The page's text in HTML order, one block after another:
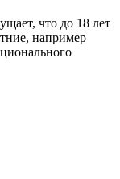
что до 18 лет
например